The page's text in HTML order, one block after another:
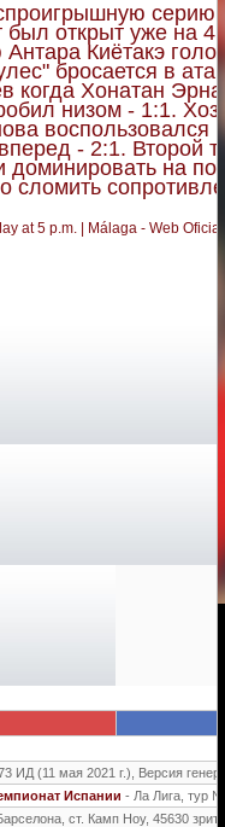
серию
открыт уже на 4
Киётакэ
бросается в
когда Хонатан
низом - 1:1.
воспользовался
- 2:1. Второй
доминировать на
сломить
ИД (11 мая 2021 г.), Версия
Испании - Ла Лига, тур
ст. Камп Ноу, 45630